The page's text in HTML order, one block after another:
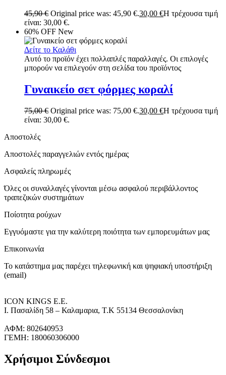
45,90€ Original price was: 45,90 €.30,00 €Η τρέχουσα τιμή
είναι: 30,00 €.
60% OFF New
Δείτε το Καλάθι
Αυτό το προϊόν έχει πολλαπλές παραλλαγές. Οι επιλογές
μπορούν να επιλεγούν στη σελίδα του προϊόντος
Γυναικείο σετ φόρμες κοραλί
75,00€ Original price was: 75,00 €.30,00 €Η τρέχουσα τιμή
είναι: 30,00 €.
Αποστολές
Αποστολές παραγγελιών εντός ημέρας
Ασφαλείς πληρωμές
Όλες οι συναλλαγές γίνονται μέσω ασφαλού περιβάλλοντος
τραπεζικών συστημάτων
Ποίοτητα ρούχων
Εγγυόμαστε για την καλύτερη ποιότητα των εμπορευμάτων μας
Επικοινωνία
Το κατάστημα μας παρέχει τηλεφωνική και ψηφιακή υποστήριξη
(email)
ICON KINGS Ε.Ε.
Ι. Πασαλίδη 58 – Καλαμαρια, Τ.Κ 55134 Θεσσαλονίκη
ΑΦΜ: 802640953
ΓΕΜΗ: 180060306000
Χρήσιμοι Σύνδεσμοι